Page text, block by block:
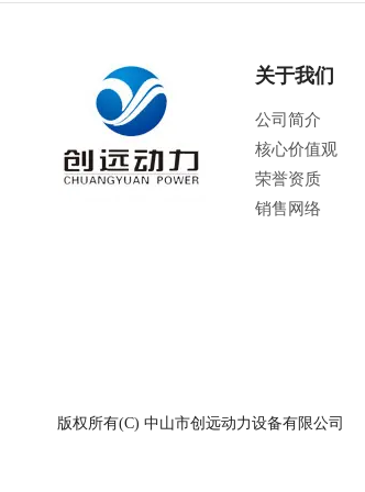
关于我们
公司简介
核心价值观
荣誉资质
销售网络
版权所有(C) 中山市创远动力设备有限公司